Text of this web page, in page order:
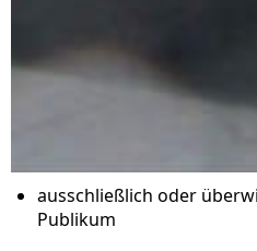
ausschließlich oder
Publikum